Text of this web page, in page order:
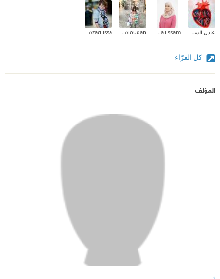
عادل السومري Heba Essam
Nouf Aloudah
Azad issa
كل القرّاء
المؤلف